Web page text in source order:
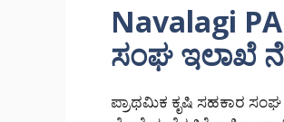
Navalagi
ಸಂಘ ಇಲಾಖೆ
ಪ್ರಾಥಮಿಕ ಕೃಷಿ ಸಹಕಾರ